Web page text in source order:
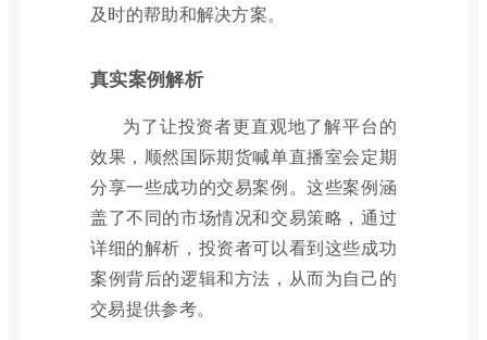
及时的帮助和解决方案。
真实案例解析
为了让投资者更直观地了解平台的
效果，顺然国际期货喊单直播室会定期
分享一些成功的交易案例。这些案例涵
盖了不同的市场情况和交易策略，通过
详细的解析，投资者可以看到这些成功
案例背后的逻辑和方法，从而为自己的
交易提供参考。